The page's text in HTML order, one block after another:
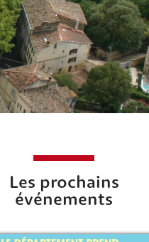
Les prochains
événements